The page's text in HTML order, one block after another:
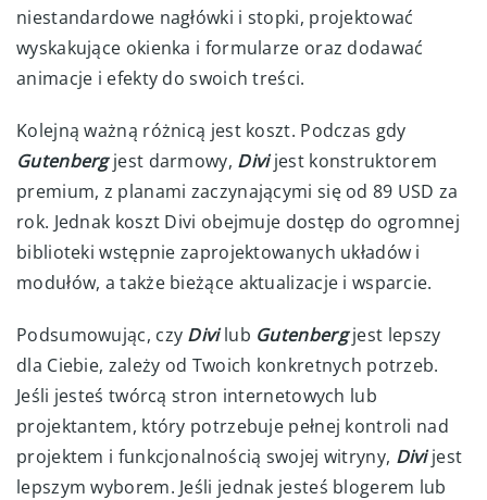
niestandardowe nagłówki i stopki, projektować
wyskakujące okienka i formularze oraz dodawać
animacje i efekty do swoich treści.
Kolejną ważną różnicą jest koszt. Podczas gdy
Gutenberg jest darmowy, Divi jest konstruktorem
premium, z planami zaczynającymi się od 89 USD za
rok. Jednak koszt Divi obejmuje dostęp do ogromnej
biblioteki wstępnie zaprojektowanych układów i
modułów, a także bieżące aktualizacje i wsparcie.
Podsumowując, czy Divi lub Gutenberg jest lepszy
dla Ciebie, zależy od Twoich konkretnych potrzeb.
Jeśli jesteś twórcą stron internetowych lub
projektantem, który potrzebuje pełnej kontroli nad
projektem i funkcjonalnością swojej witryny, Divi jest
lepszym wyborem. Jeśli jednak jesteś blogerem lub